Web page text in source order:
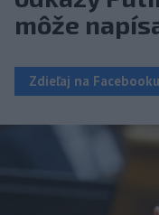
môže
Zdieľaj na Facebooku